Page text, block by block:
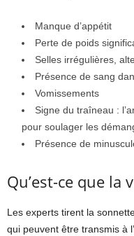
Manque d’appétit
Perte de poids
Selles irrégulières,
Présence de sang
Vomissements
Signe du traîneau :
pour soulager les
Présence de
Qu’est-ce que la
Les experts tirent la
qui peuvent être transmis à